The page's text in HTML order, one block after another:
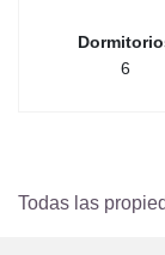
6
Todas las